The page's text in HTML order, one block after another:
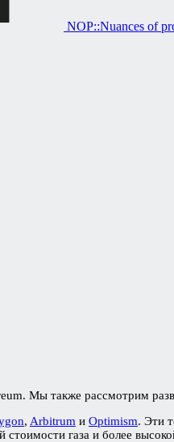
NOP::Nuances of
Мы также рассмотрим
, Arbitrum и Optimism. Эти
газа и более